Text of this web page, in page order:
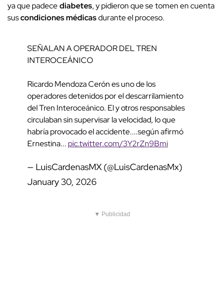
ya que padecediabetes, y pidieron que se tomen en cuenta
suscondiciones médicasdurante el proceso.
SEÑALAN A OPERADOR DEL TREN
INTEROCEÁNICO
Ricardo Mendoza Cerón es uno de los
operadores detenidos por el descarrilamiento
del Tren Interoceánico. El y otros responsables
circulaban sin supervisar la velocidad, lo que
habría provocado el accidente....según afirmó
Ernestina... pic.twitter.com/3Y2rZn9Bmi
— LuisCardenasMX (@LuisCardenasMx)
January 30, 2026
▼ Publicidad